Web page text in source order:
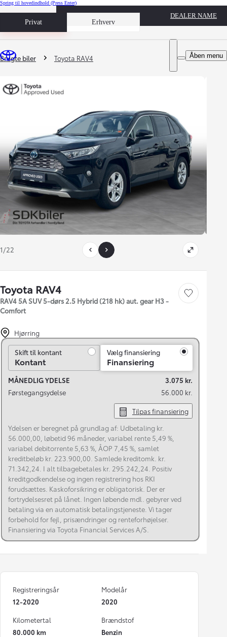
Spring til hovedindhold (Press Enter)
Privat Erhverv
Book prøvetur
DEALER NAME
Åben menu
Du er her
Brugte biler Toyota RAV4
1/22
Toyota RAV4
RAV4 5A SUV 5-dørs 2.5 Hybrid (218 hk) aut. gear H3 -
Comfort
Gem bil
Hjørring
Skift til kontant
Skift til kontant
Kontant
Vælg finansiering
Finansiering
MÅNEDLIG YDELSE
3.075 kr.
Førstegangsydelse
56.000 kr.
Tilpas finansiering
Ydelsen er beregnet på grundlag af: Udbetaling kr.
56.000,00, løbetid 96 måneder, variabel rente 5,49 %,
variabel debitorrente 5,63 %, ÅOP 7,45 %, samlet
kreditbeløb kr. 223.900,00. Samlede kreditomk. kr.
71.342,24. I alt tilbagebetales kr. 295.242,24. Positiv
kreditgodkendelse og ingen registrering hos RKI
forudsættes. Kaskoforsikring er obligatorisk. Der er
fortrydelsesret på lånet. Ingen løbende mdl. gebyrer ved
betaling via en automatisk betalingstjeneste. Vi tager
forbehold for fejl, prisændringer og renteforhøjelser.
Finansiering via Toyota Financial Services A/S.
Registreringsår
12-2020
Modelår
2020
Kilometertal
80.000 km
Brændstof
Benzin